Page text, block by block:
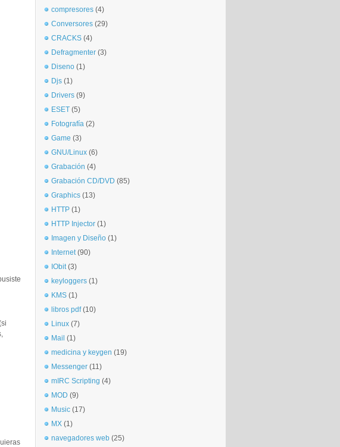
compresores (4)
Conversores (29)
CRACKS (4)
Defragmenter (3)
Diseno (1)
Djs (1)
Drivers (9)
ESET (5)
Fotografía (2)
Game (3)
GNU/Linux (6)
Grabación (4)
Grabación CD/DVD (85)
Graphics (13)
HTTP (1)
HTTP Injector (1)
Imagen y Diseño (1)
Internet (90)
IObit (3)
keyloggers (1)
KMS (1)
libros pdf (10)
Linux (7)
Mail (1)
medicina y keygen (19)
Messenger (11)
mIRC Scripting (4)
MOD (9)
Music (17)
MX (1)
navegadores web (25)